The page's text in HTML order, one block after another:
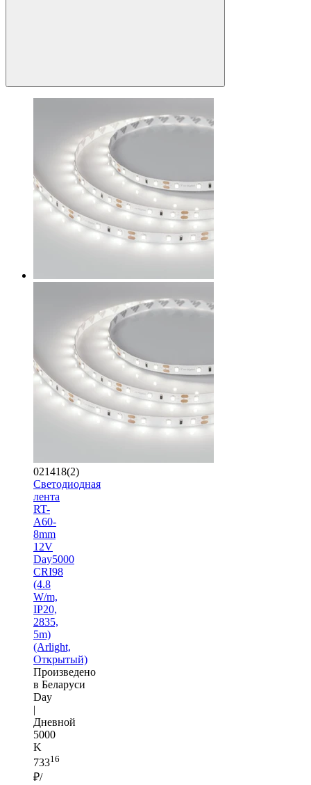
021418(2)
Светодиодная
лента
RT-
A60-
8mm
12V
Day5000
CRI98
(4.8
W/m,
IP20,
2835,
5m)
(Arlight,
Открытый)
Произведено
в Беларуси
Day
|
Дневной
5000
K
73316
₽/